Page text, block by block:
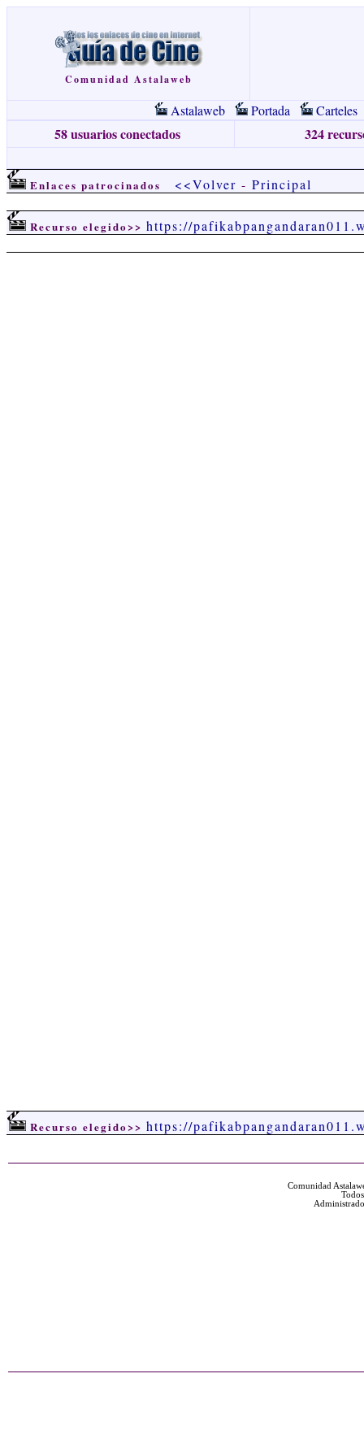
Comunidad Astalaweb
Astalaweb Portada Carteles
58 usuarios conectados 324
Enlaces patrocinados <<Volver - Principal
Recurso elegido>> https://
Recurso elegido>> https://
Comunidad